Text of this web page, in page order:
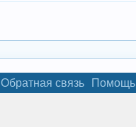
Обратная связь Помощь